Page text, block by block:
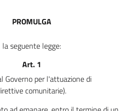
PROMULGA
la seguente legge:
Art. 1
Governo per l'attuazione di
comunitarie).